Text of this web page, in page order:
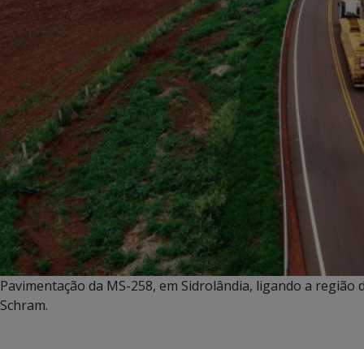
Pavimentação da MS-258, em Sidrolândia, ligando a
Schram.